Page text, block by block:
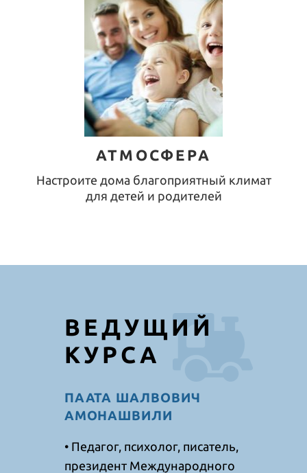
АТМОСФЕРА
Настроите дома благоприятный климат
для детей и родителей
ВЕДУЩИЙ
КУРСА
ПААТА ШАЛВОВИЧ
АМОНАШВИЛИ
• Педагог, психолог, писатель,
президент Международного